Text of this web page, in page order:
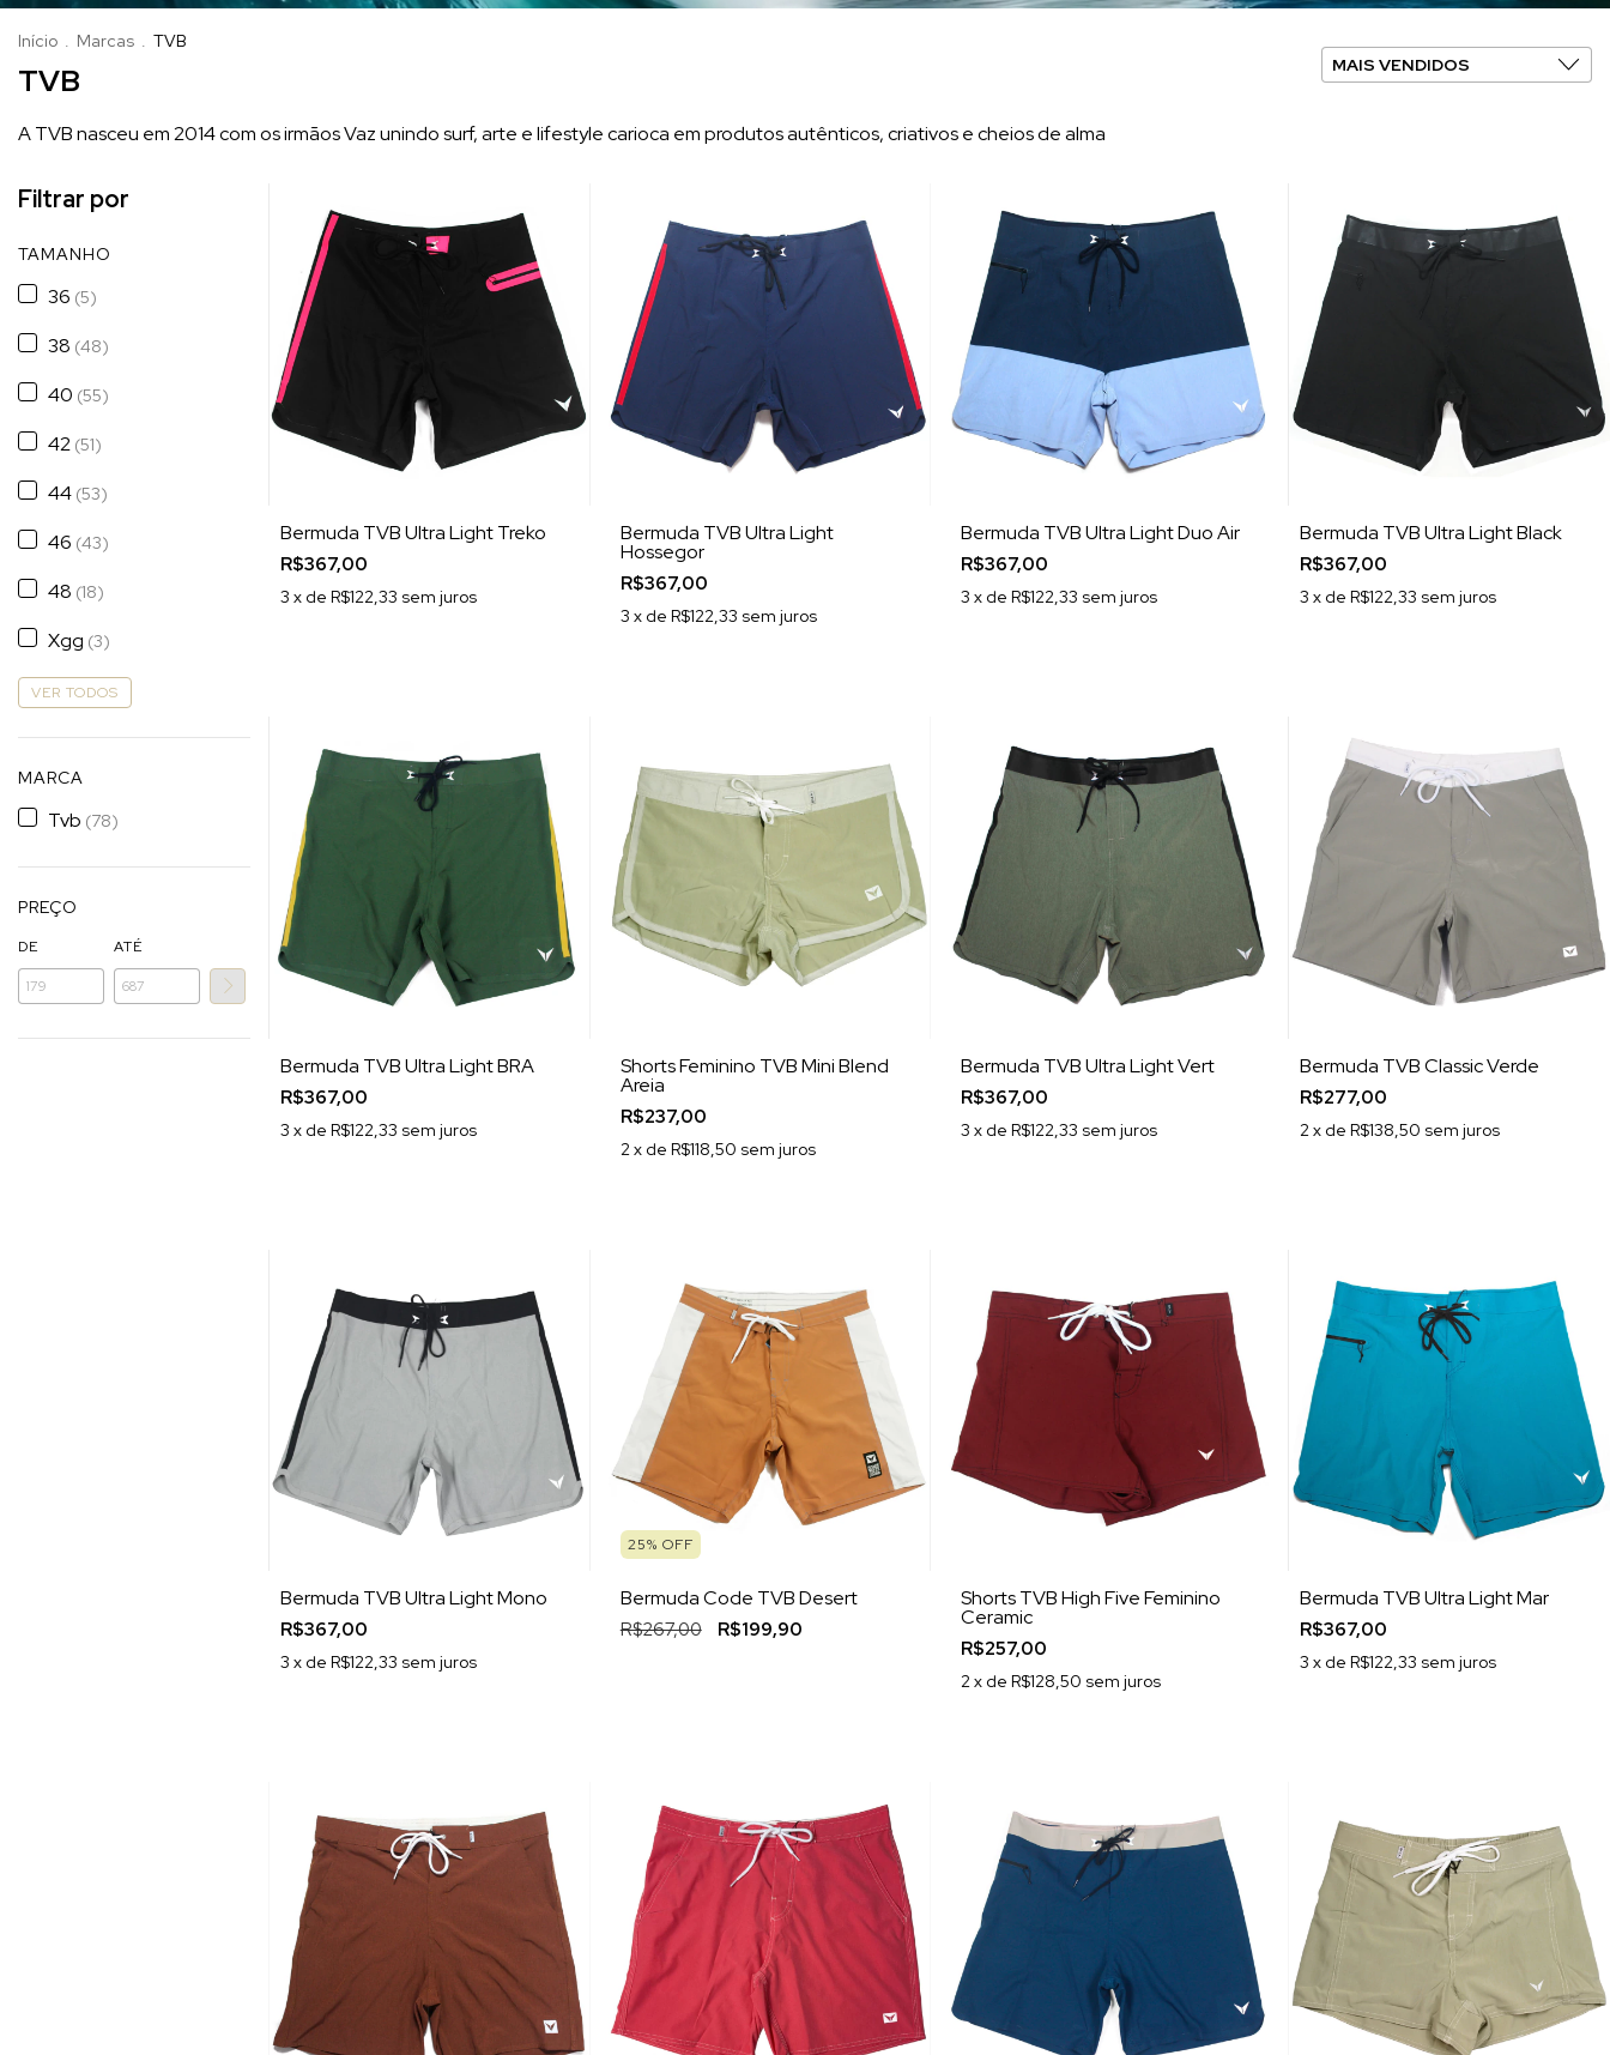
Início . Marcas . TVB
TVB
A TVB nasceu em 2014 com os irmãos Vaz unindo surf, arte e lifestyle carioca em produtos autênticos, criativos e cheios de alma
Filtrar por
TAMANHO
36 (5)
38 (48)
40 (55)
42 (51)
44 (53)
46 (43)
48 (18)
Xgg (3)
VER TODOS
MARCA
Tvb (78)
PREÇO
DE ATÉ
Bermuda TVB Ultra Light Treko
R$367,00
3 x de R$122,33 sem juros
Bermuda TVB Ultra Light
Hossegor
R$367,00
3 x de R$122,33 sem juros
Bermuda TVB Ultra Light Duo Air
R$367,00
3 x de R$122,33 sem juros
Bermuda TVB Ultra Light Black
R$367,00
3 x deR$122,33 sem juros
Bermuda TVB Ultra Light BRA
R$367,00
3 x de R$122,33 sem juros
Shorts Feminino TVB Mini Blend
Areia
R$237,00
2 x de R$118,50 sem juros
Bermuda TVB Ultra Light Vert
R$367,00
3 x de R$122,33 sem juros
Bermuda TVB Classic Verde
R$277,00
2 x deR$138,50 sem juros
Bermuda TVB Ultra Light Mono
R$367,00
3 x de R$122,33 sem juros
25% OFF
Bermuda Code TVB Desert
R$267,00 R$199,90
Shorts TVB High Five Feminino
Ceramic
R$257,00
2x de R$128,50 sem juros
Bermuda TVB Ultra Light Mar
R$367,00
3 x deR$122,33 sem juros